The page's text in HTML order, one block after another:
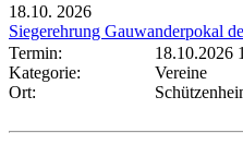
18.10. 2026
Siegerehrung Gauwanderpokal
Termin:
18.10.2026
Kategorie:
Vereine
Ort: